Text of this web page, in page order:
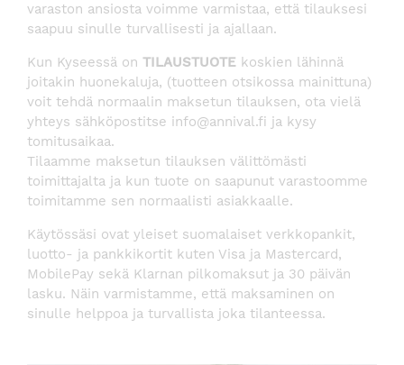
varaston ansiosta voimme varmistaa, että tilauksesi
saapuu sinulle turvallisesti ja ajallaan.
Kun Kyseessä on TILAUSTUOTE koskien lähinnä
joitakin huonekaluja, (tuotteen otsikossa mainittuna)
voit tehdä normaalin maksetun tilauksen, ota vielä
yhteys sähköpostitse info@annival.fi ja kysy
tomitusaikaa.
Tilaamme maksetun tilauksen välittömästi
toimittajalta ja kun tuote on saapunut varastoomme
toimitamme sen normaalisti asiakkaalle.
Käytössäsi ovat yleiset suomalaiset verkkopankit,
luotto- ja pankkikortit kuten Visa ja Mastercard,
MobilePay sekä Klarnan pilkomaksut ja 30 päivän
lasku. Näin varmistamme, että maksaminen on
sinulle helppoa ja turvallista joka tilanteessa.